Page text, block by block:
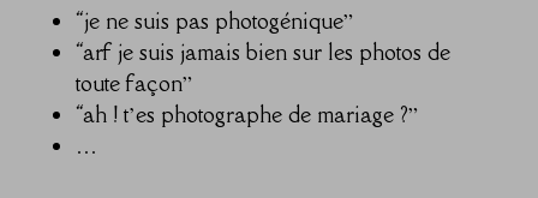
“je ne suis pas photogénique”
“arf je suis jamais bien sur les photos de
toute façon”
“ah ! t’es photographe de mariage ?”
…